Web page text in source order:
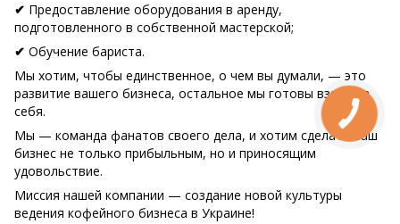
✔ Предоставление оборудования в аренду,
подготовленного в собственной мастерской;
✔ Обучение бариста.
Мы хотим, чтобы единственное, о чем вы думали, — это
развитие вашего бизнеса, остальное мы готовы взять на
себя.
Мы — команда фанатов своего дела, и хотим сделать ваш
бизнес не только прибыльным, но и приносящим
удовольствие.
Миссия нашей компании — создание новой культуры
ведения кофейного бизнеса в Украине!